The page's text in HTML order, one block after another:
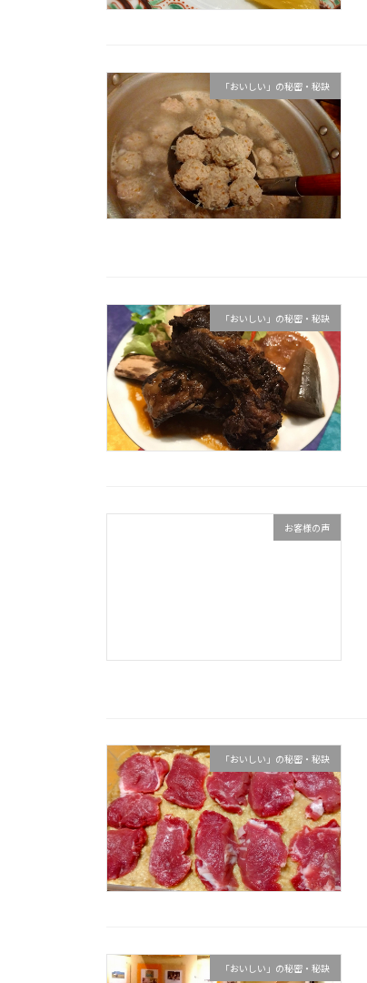
「おいしい」の秘密・秘訣
「おいしい」の秘密・秘訣
お客様の声
「おいしい」の秘密・秘訣
「おいしい」の秘密・秘訣